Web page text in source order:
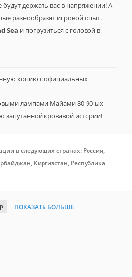
держать вас в напряжении! А
разнообразят игровой опыт.
Sea и погрузиться с головой в
копию с официальных
лампами Майами 80-90-ых
запутанной кровавой истории!
в следующих странах: Россия,
Киргизстан, Республика
ПОКАЗАТЬ БОЛЬШЕ